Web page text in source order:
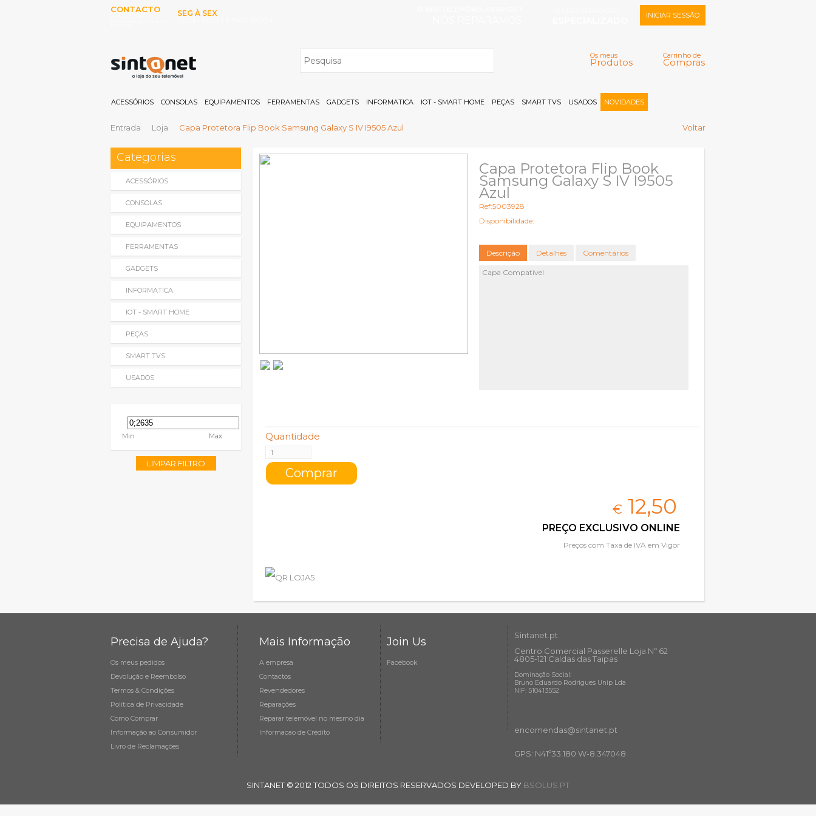
CONTACTO
SEG À SEX
Carrinho de
Compras
Os meus
Produtos
INICIAR SESSÃO
Memorizar
Registar |
ACESSÓRIOS CONSOLAS EQUIPAMENTOS FERRAMENTAS GADGETS INFORMATICA IOT - SMART HOME PEÇAS SMART TVS USADOS NOVIDADES
Entrada Loja Capa Protetora Flip Book Samsung Galaxy S IV I9505 Azul Voltar
Categorias
ACESSÓRIOS
CONSOLAS
EQUIPAMENTOS
FERRAMENTAS
GADGETS
INFORMATICA
IOT - SMART HOME
PEÇAS
SMART TVS
USADOS
Min Max
LIMPAR FILTRO
Capa Protetora Flip Book
Samsung Galaxy S IV I9505
Azul
Ref:5003928
Disponibilidade:
Descrição Detalhes Comentários
Capa Compatível
Quantidade
€ 12,50
PREÇO EXCLUSIVO ONLINE
Preços com Taxa de IVA em Vigor
Precisa de Ajuda?
Os meus pedidos
Devolução e Reembolso
Termos & Condições
Política de Privacidade
Como Comprar
Informação ao Consumidor
Livro de Reclamações
Mais Informação
A empresa
Contactos
Revendedores
Reparações
Reparar telemóvel no mesmo dia
Informacao de Crédito
Join Us
Facebook
Sintanet.pt
Centro Comercial Passerelle Loja Nº 62
4805-121 Caldas das Taipas
Dominação Social:
Bruno Eduardo Rodrigues Unip Lda
NIF: 510413552
encomendas@sintanet .pt
GPS: N41º33.180 W-8.347048
SINTANET © 2012 TODOS OS DIREITOS RESERVADOS DEVELOPED BY BSOLUS.PT